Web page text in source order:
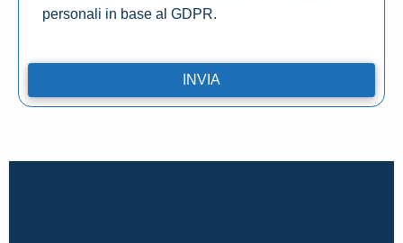
personali in base al GDPR.